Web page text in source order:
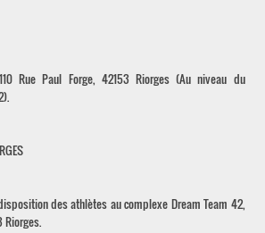
Rue Paul Forge, 42153 Riorges (Au niveau du
des athlètes au complexe Dream Team 42,
Riorges.